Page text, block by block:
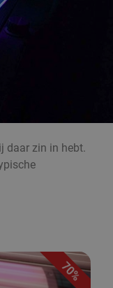
daar zin in hebt.
70%